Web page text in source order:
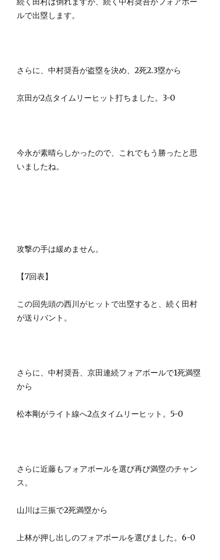
ルで出塁します。
さらに、中村奨吾が盗塁を決め、2死2.3塁から
京田が2点タイムリーヒット打ちました。3-0
今永が素晴らしかったので、これでもう勝ったと思
いましたね。
攻撃の手は緩めません。
【7回表】
この回先頭の西川がヒットで出塁すると、続く田村
が送りバント。
さらに、中村奨吾、京田連続フォアボールで1死満塁
から
松本剛がライト線へ2点タイムリーヒット。5-0
さらに近藤もフォアボールを選び再び満塁のチャン
ス。
山川は三振で2死満塁から
上林が押し出しのフォアボールを選びました。6-0